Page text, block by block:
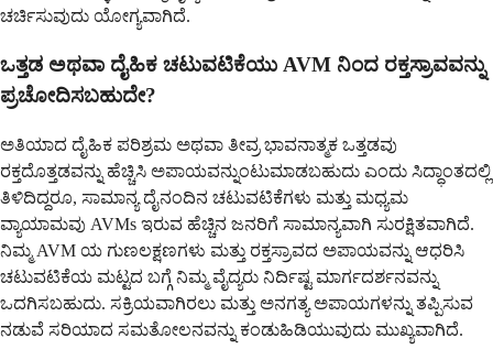
ಚರ್ಚಿಸುವುದು ಯೋಗ್ಯವಾಗಿದೆ.
ಒತ್ತಡ ಅಥವಾ ದೈಹಿಕ ಚಟುವಟಿಕೆಯು AVM ನಿಂದ ರಕ್ತಸ್ರಾವವನ್ನು
ಪ್ರಚೋದಿಸಬಹುದೇ?
ಅತಿಯಾದ ದೈಹಿಕ ಪರಿಶ್ರಮ ಅಥವಾ ತೀವ್ರ ಭಾವನಾತ್ಮಕ ಒತ್ತಡವು
ರಕ್ತದೊತ್ತಡವನ್ನು ಹೆಚ್ಚಿಸಿ ಅಪಾಯವನ್ನುಂಟುಮಾಡಬಹುದು ಎಂದು ಸಿದ್ಧಾಂತದಲ್ಲಿ
ತಿಳಿದಿದ್ದರೂ, ಸಾಮಾನ್ಯ ದೈನಂದಿನ ಚಟುವಟಿಕೆಗಳು ಮತ್ತು ಮಧ್ಯಮ
ವ್ಯಾಯಾಮವು AVMs ಇರುವ ಹೆಚ್ಚಿನ ಜನರಿಗೆ ಸಾಮಾನ್ಯವಾಗಿ ಸುರಕ್ಷಿತವಾಗಿದೆ.
ನಿಮ್ಮ AVM ಯ ಗುಣಲಕ್ಷಣಗಳು ಮತ್ತು ರಕ್ತಸ್ರಾವದ ಅಪಾಯವನ್ನು ಆಧರಿಸಿ
ಚಟುವಟಿಕೆಯ ಮಟ್ಟದ ಬಗ್ಗೆ ನಿಮ್ಮ ವೈದ್ಯರು ನಿರ್ದಿಷ್ಟ ಮಾರ್ಗದರ್ಶನವನ್ನು
ಒದಗಿಸಬಹುದು. ಸಕ್ರಿಯವಾಗಿರಲು ಮತ್ತು ಅನಗತ್ಯ ಅಪಾಯಗಳನ್ನು ತಪ್ಪಿಸುವ
ನಡುವೆ ಸರಿಯಾದ ಸಮತೋಲನವನ್ನು ಕಂಡುಹಿಡಿಯುವುದು ಮುಖ್ಯವಾಗಿದೆ.